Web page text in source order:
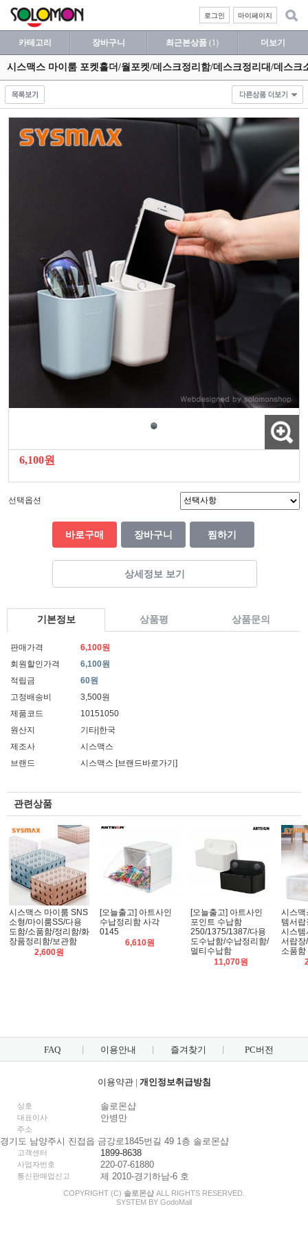
마이페이지
로그인
카테고리 장바구니 최근본상품 (1) 더보기
시스맥스 마이룸 포켓홀더/월포켓/데스크정리함/데스크정리대/데스크
6,100원
선택옵션
바로구매 장바구니 찜하기
상세정보 보기
기본정보 상품평 상품문의
판매가격
6,100원
회원할인가격
6,100원
적립금
60원
고정배송비
3,500원
제품코드
10151050
원산지
기타|한국
제조사
시스맥스
브랜드
시스맥스 [브랜드바로가기]
관련상품
시스맥스 마이룸 SNS
소형/마이룸SS/다용
도함/소품함/정리함/화
장품정리함/보관함
2,600원
[오늘출고] 아트사인
수납정리함 사각
0145
6,610원
[오늘출고] 아트사인
포인트 수납함
250/1375/1387/다용
도수납함/수납정리함/
멀티수납함
11,070원
시스맥
템서
시스템
서랍장
소품함
FAQ 이용안내 즐겨찾기 PC버전
이용약관| 개인정보취급방침
상호 솔로몬샵
대표이사 안병만
주소
경기도 남양주시 진접읍 금강로1845번길 49 1층 솔로몬샵
고객센터 1899-8638
사업자번호 220-07-61880
통신판매업신고 제 2010-경기하남-6 호
COPYRIGHT (C) 솔로몬샵 ALL RIGHTS RESERVED.
SYSTEM BY GodoMall